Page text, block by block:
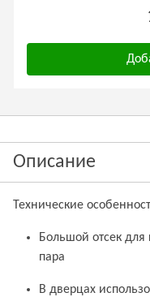
Описание
Технические
Большой отсек для
пара
В дверцах